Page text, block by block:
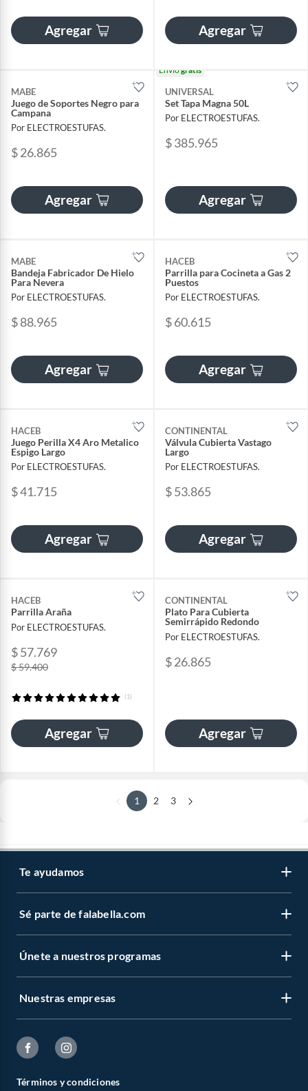
Agregar Agregar
MABE
Juego de Soportes Negro para
Campana
Por ELECTROESTUFAS.
$ 26.865
Agregar
Envíogratis
UNIVERSAL
Set Tapa Magna 50L
Por ELECTROESTUFAS.
$ 385.965
Agregar
MABE
Bandeja Fabricador De Hielo
Para Nevera
Por ELECTROESTUFAS.
$ 88.965
Agregar
HACEB
Parrilla para Cocineta a Gas 2
Puestos
Por ELECTROESTUFAS.
$ 60.615
Agregar
HACEB
Juego Perilla X4 Aro Metalico
Espigo Largo
Por ELECTROESTUFAS.
$ 41.715
Agregar
CONTINENTAL
Válvula Cubierta Vastago
Largo
Por ELECTROESTUFAS.
$ 53.865
Agregar
HACEB
Parrilla Araña
Por ELECTROESTUFAS.
$ 57.769
$ 59.400
(1)
Agregar
CONTINENTAL
Plato Para Cubierta
Semirrápido Redondo
Por ELECTROESTUFAS.
$ 26.865
Agregar
1 2 3
Te ayudamos
Sé parte de falabella.com
Únete a nuestros programas
Nuestras empresas
Términos y condiciones